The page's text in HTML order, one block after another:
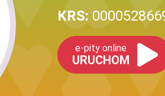
KRS:
e-pity online
URUCHOM